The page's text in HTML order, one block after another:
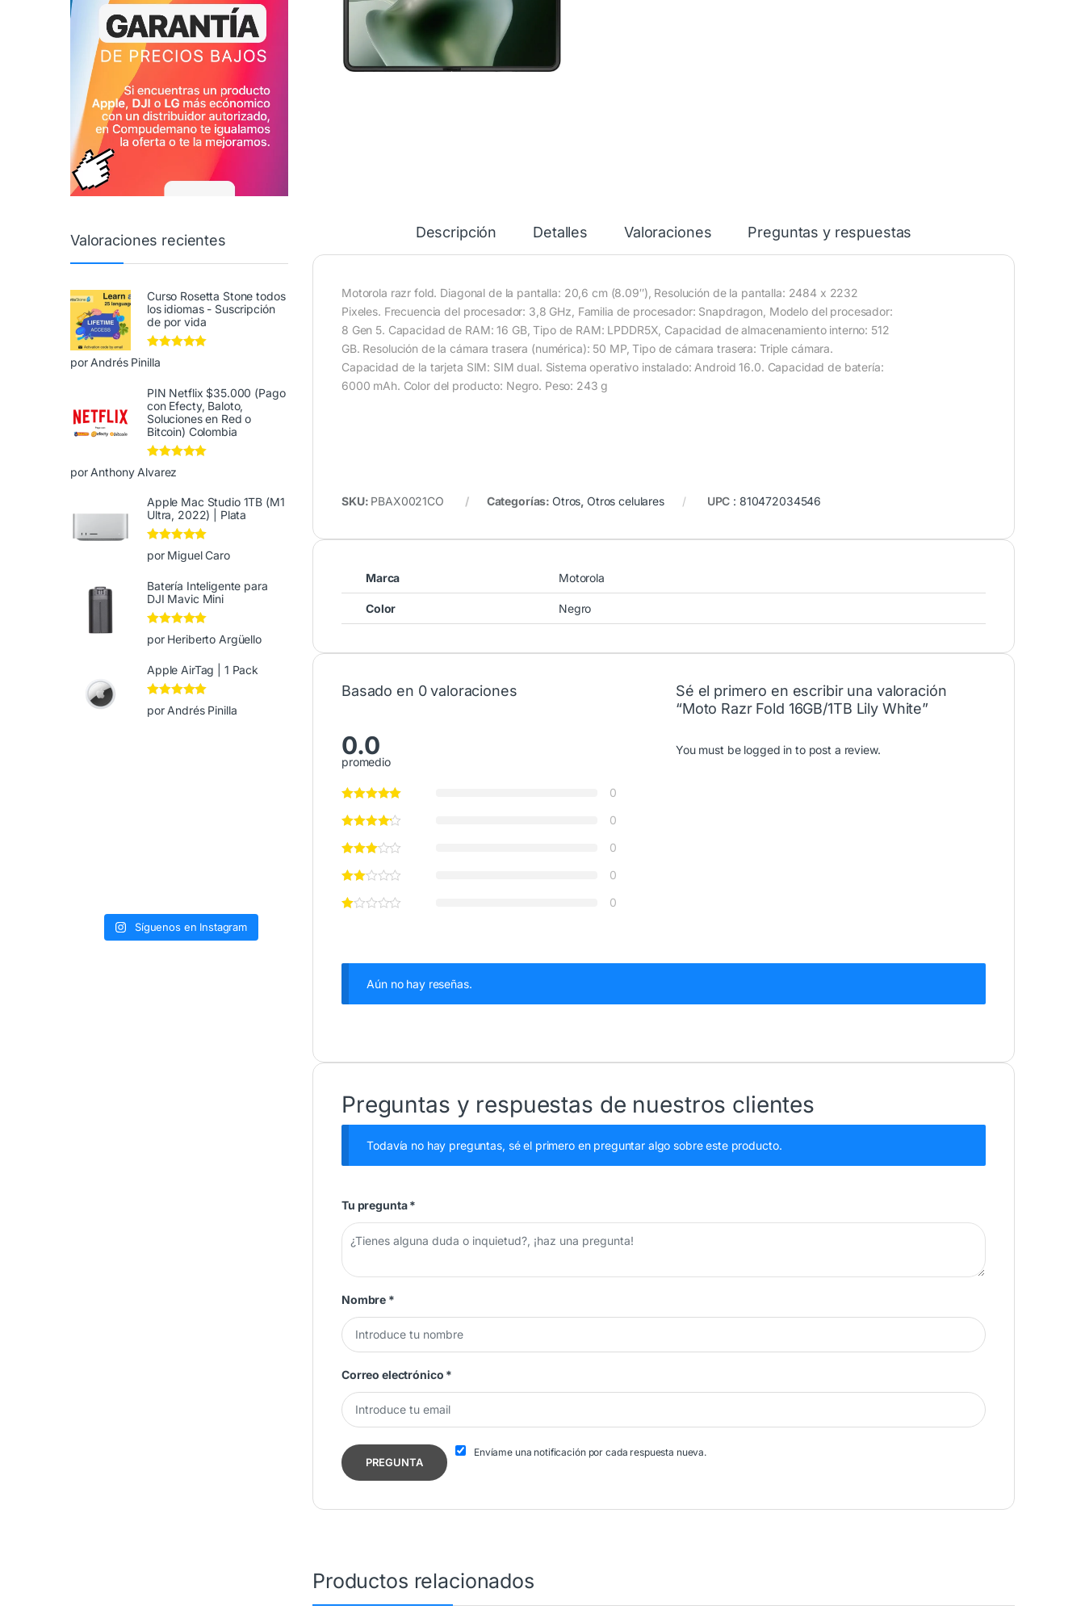
Descripción Detalles Valoraciones Preguntas y respuestas
Motorola razr fold. Diagonal de la pantalla: 20,6 cm (8.09″), Resolución de la pantalla: 2484 x 2232
Pixeles. Frecuencia del procesador: 3,8 GHz, Familia de procesador: Snapdragon, Modelo del procesador:
8 Gen 5. Capacidad de RAM: 16 GB, Tipo de RAM: LPDDR5X, Capacidad de almacenamiento interno: 512
GB. Resolución de la cámara trasera (numérica): 50 MP, Tipo de cámara trasera: Triple cámara.
Capacidad de la tarjeta SIM: SIM dual. Sistema operativo instalado: Android 16.0. Capacidad de batería:
6000 mAh. Color del producto: Negro. Peso: 243 g
SKU: PBAX0021CO Categorías: Otros,Otros celulares UPC : 810472034546
Marca Motorola
Color Negro
Basado en 0 valoraciones
0.0
promedio
0
0
0
0
0
Sé el primero en escribir una valoración
“Moto Razr Fold 16GB/1TB Lily White”
You must be logged in to post a review.
Aún no hay reseñas.
Preguntas y respuestas de nuestros clientes
Todavía no hay preguntas, sé el primero en preguntar algo sobre este producto.
Tu pregunta*
Nombre *
Correo electrónico *
Envíame una notificación por cada respuesta nueva.
Productos relacionados
Valoraciones recientes
Curso Rosetta Stone todos
los idiomas - Suscripción
de por vida
Valorado en
de 5
por Andrés Pinilla
PIN Netflix $35.000 (Pago
con Efecty, Baloto,
Soluciones en Red o
Bitcoin) Colombia
Valorado en
de 5
por Anthony Alvarez
Apple Mac Studio 1TB (M1
Ultra, 2022) | Plata
Valorado en 5
de 5
por Miguel Caro
Batería Inteligente para
DJI Mavic Mini
Valorado en5
de 5
por Heriberto Argüello
Apple AirTag | 1 Pack
Valorado en5
de 5
por Andrés Pinilla
Síguenos en Instagram